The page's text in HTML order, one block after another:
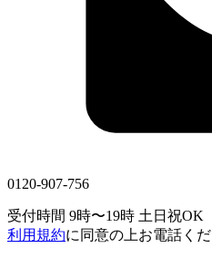
0120-907-756
受付時間 9時〜19時 土日祝OK
利用規約に同意の上お電話く